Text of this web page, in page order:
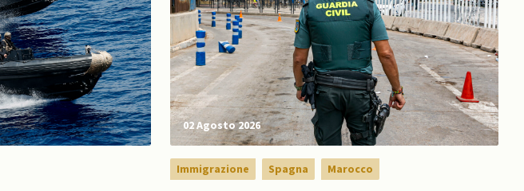
02 Agosto 2026
Immigrazione Spagna Marocco